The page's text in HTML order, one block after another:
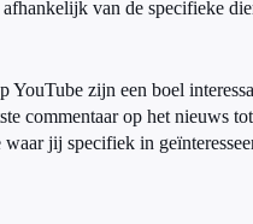
van de specifieke
YouTube zijn een boel
commentaar op het nieuws
jij specifiek in